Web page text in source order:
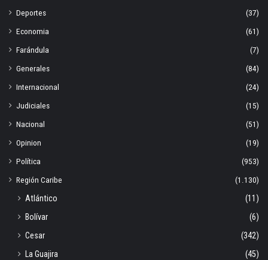
Deportes
(37)
Economia
(61)
Farándula
(7)
Generales
(84)
Internacional
(24)
Judiciales
(15)
Nacional
(51)
Opinion
(19)
Política
(953)
Región Caribe
(1.130)
Atlántico
(11)
Bolívar
(6)
Cesar
(342)
La Guajira
(45)